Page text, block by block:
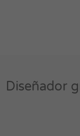
Diseñador